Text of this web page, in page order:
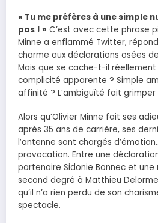
« Tu me préfères à une simple
pas ! » C’est avec cette phrase
Minne a enflammé Twitter,
charme aux déclarations osées
Mais que se cache-t-il
complicité apparente ? Simple
affinité ? L’ambiguïté fait
Alors qu’Olivier Minne fait ses
après 35 ans de carrière, ses
l’antenne sont chargés
provocation. Entre une
partenaire Sidonie Bonnec et
second degré à Matthieu
qu’il n’a rien perdu de son
spectacle.